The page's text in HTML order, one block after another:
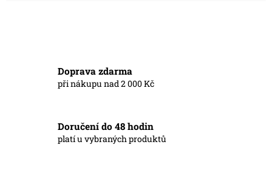
Doprava zdarma
při nákupu nad 2 000 Kč
Doručení do 48 hodin
platí u vybraných produktů